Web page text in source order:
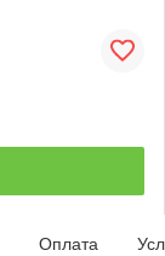
Оплата